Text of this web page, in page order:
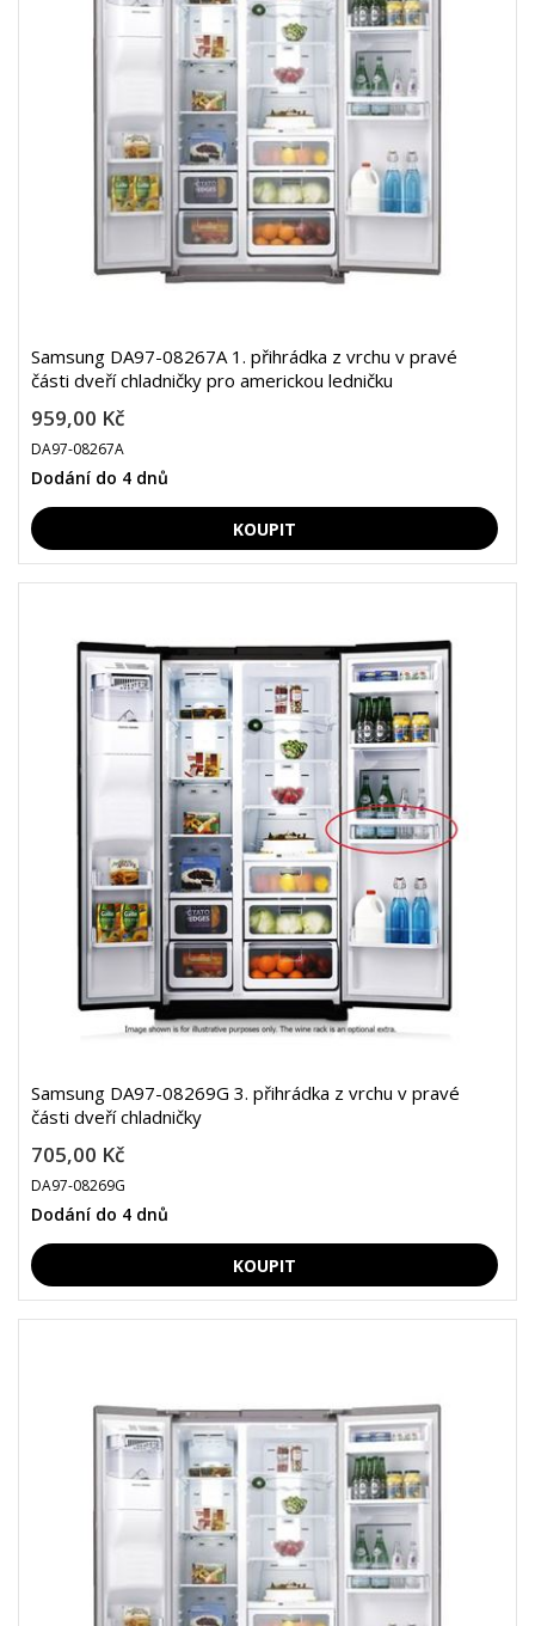
Samsung DA97-08267A 1. přihrádka z vrchu v pravé
části dveří chladničky pro americkou ledničku
959,00 Kč
DA97-08267A
Dodání do 4 dnů
Samsung DA97-08269G 3. přihrádka z vrchu v pravé
části dveří chladničky
705,00 Kč
DA97-08269G
Dodání do 4 dnů